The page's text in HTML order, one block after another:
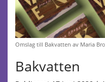
Omslag till Bakvatten av Maria
Bakvatten